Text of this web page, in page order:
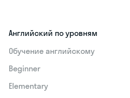
Английский по уровням
Обучение английскому
Beginner
Elementary